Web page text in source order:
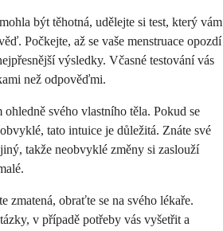
být těhotná, udělejte si test, který vám
Počkejte, až se vaše menstruace opozdí
výsledky. Včasné testování vás
než odpověďmi.
svého vlastního těla. Pokud se
tato intuice je důležitá. Znáte své
takže neobvyklé změny si zaslouží
zmatená, obraťte se na svého lékaře.
v případě potřeby vás vyšetřit a